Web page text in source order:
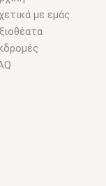
με εμάς